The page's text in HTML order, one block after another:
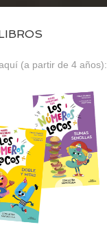
(a partir de 4 años):